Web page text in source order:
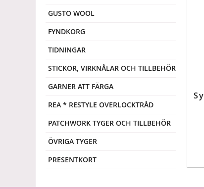
GUSTO WOOL
FYNDKORG
TIDNINGAR
STICKOR, VIRKNÅLAR OCH TILLBEHÖR
GARNER ATT FÄRGA
REA * RESTYLE OVERLOCKTRÅD
PATCHWORK TYGER OCH TILLBEHÖR
ÖVRIGA TYGER
PRESENTKORT